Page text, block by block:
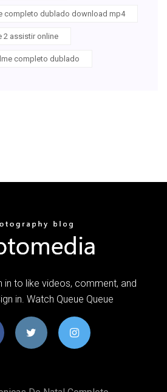
completo dublado download mp4
2 assistir online
completo dublado
in to like videos, comment, and
in. Watch Queue Queue